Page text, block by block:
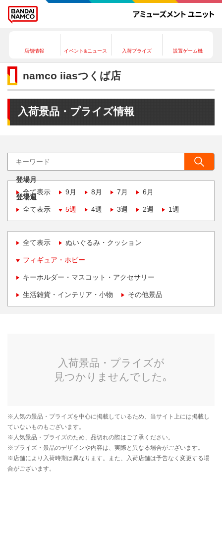
店舗情報 イベント&ニュース 入荷プライズ 設置ゲーム機
namco iiasつくば店
入荷景品・プライズ情報
登場月
全て表示
9月 8月 7月 6月
登場週
全て表示
5週 4週 3週 2週 1週
全て表示 ぬいぐるみ・クッション
フィギュア・ホビー
キーホルダー・マスコット・アクセサリー
生活雑貨・インテリア・小物 その他景品